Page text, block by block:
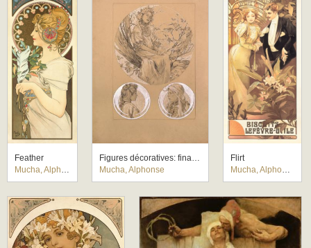
Feather
Mucha, Alphonse
Figures décoratives: final study for Plate 3
Mucha, Alphonse
Flirt
Mucha, Alphonse